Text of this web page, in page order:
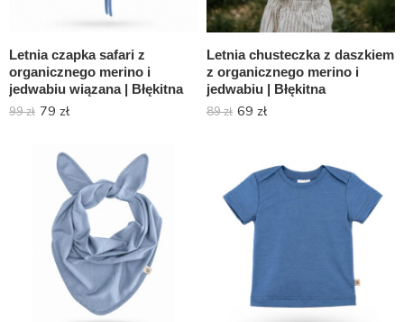
Letnia czapka safari z
organicznego merino i
jedwabiu wiązana | Błękitna
99zł 79 zł
Letnia chusteczka z daszkiem
z organicznego merino i
jedwabiu | Błękitna
89zł 69 zł